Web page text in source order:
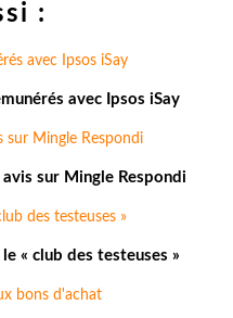
:
avec Ipsos iSay
sur Mingle Respondi
« club des testeuses »